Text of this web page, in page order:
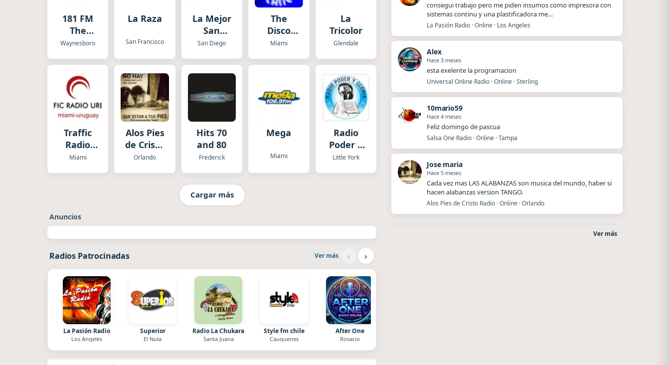
181 FM
The
Heart
Waynesboro
La Raza
San Francisco
La Mejor
San
Diego
San Diego
The
Disco
Planet
Miami
La
Tricolor
Glendale
Traffic
Radio
Miami
Miami
Alos Pies
de Cristo
Radio
Orlando
Hits 70
and 80
Frederick
Mega
Miami
Radio
Poder y
Gloria
Little York
Cargar más
Anuncios
Radios Patrocinadas Ver más ‹ ›
La Pasión Radio
Los Angeles
Superior
El Nula
Radio La Chukara
Santa Juana
Style fm chile
Cauquenes
After One
Rosario
​​consegui trabajo pero me piden insumos como impresora con
sistemas continu y una plastificadora me…
La Pasión Radio · Online · Los Angeles
Alex
Hace 3 meses
esta exelente la programacion
Universal Online Radio · Online · Sterling
10mario59
Hace 4 meses
Feliz domingo de pascua
Salsa One Radio · Online · Tampa
Jose maria
Hace 5 meses
Cada vez mas LAS ALABANZAS son musica del mundo, haber si
hacen alabanzas version TANGO.
Alos Pies de Cristo Radio · Online · Orlando
Ver más